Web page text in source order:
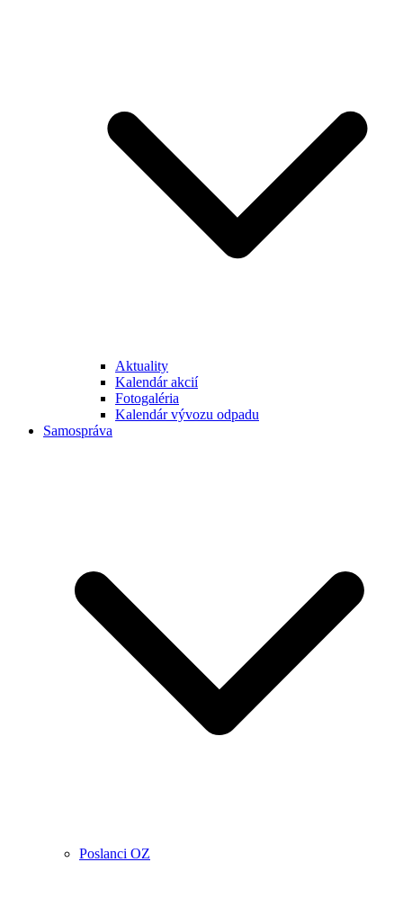
Aktuality
Kalendár akcií
Fotogaléria
Kalendár vývozu odpadu
Samospráva
Poslanci OZ